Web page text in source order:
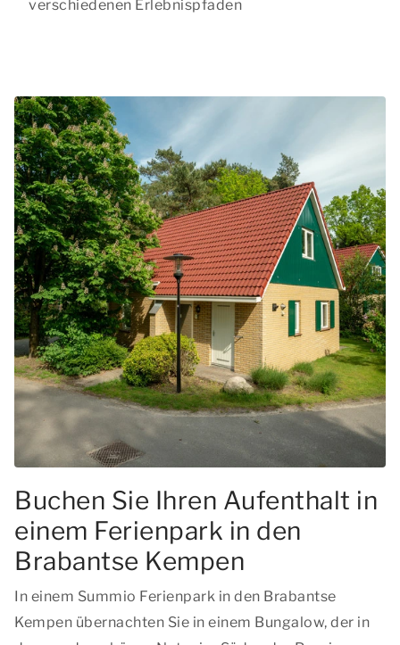
verschiedenen Erlebnispfaden
Buchen Sie Ihren Aufenthalt in
einem Ferienpark in den
Brabantse Kempen
In einem Summio Ferienpark in den Brabantse
Kempen übernachten Sie in einem Bungalow, der in